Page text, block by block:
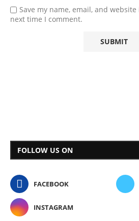
Save my name, email, and
next time I comment.
FOLLOW US ON
FACEBOOK
INSTAGRAM